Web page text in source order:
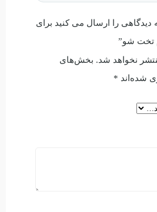
دیدگاهی را ارسال می کنید برای
تخت شو”
نخواهد شد. بخش‌های
شده‌اند *